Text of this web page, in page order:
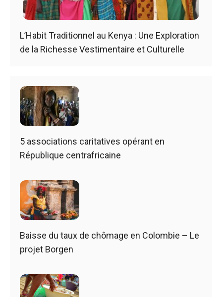
L’Habit Traditionnel au Kenya : Une Exploration
de la Richesse Vestimentaire et Culturelle
5 associations caritatives opérant en
République centrafricaine
Baisse du taux de chômage en Colombie – Le
projet Borgen